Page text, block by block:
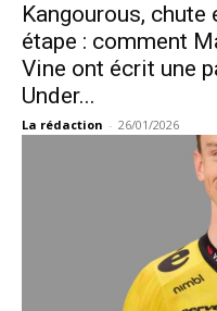
Kangourous,
étape : comment
Vine ont écrit une
Under...
La rédaction - 26/01/2026